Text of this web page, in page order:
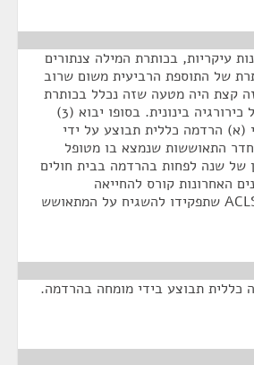
עיקריות, בכותרת המילה צנתורים
של התוספת הרביעית משום שרוב
קצת היה מטעה שזה נכלל בכותרת
של התוספת שמדבר על כירורגיה בינונית. בסופו יבוא (3)
(א) הרדמה כללית תבוצע על ידי
התאוששות שנמצא בו מטופל
של שנה לפחות בהרדמה בבית חולים
בתוך 3 השנים האחרונות קורס להחייאה
קרדיולוגית מתקדמת ACLS שתפקידו להשגיח על המתאושש
3א הרדמה כללית תבוצע בידי מומחה בהרדמה.